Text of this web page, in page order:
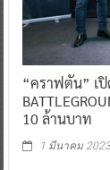
“คราฟตัน” เปิ
10 ล้านบาท
1 มีนาคม 2023